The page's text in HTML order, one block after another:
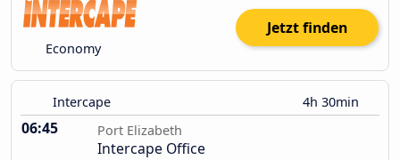
Economy
Jetzt finden
Intercape 4h 30min
06:45 Port Elizabeth
Intercape Office